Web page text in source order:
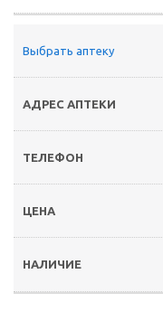
Выбрать аптеку